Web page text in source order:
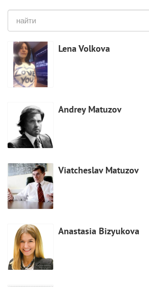
Lena Volkova
Andrey Matuzov
Viatcheslav Matuzov
Anastasia Bizyukova